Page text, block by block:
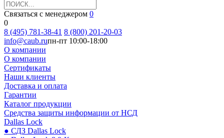
Связаться с менеджером 0
0
8 (495) 781-38-41 8 (800) 201-20-03
info@caub.ruпн-пт 10:00-18:00
О компании
О компании
Сертификаты
Наши клиенты
Доставка и оплата
Гарантии
Каталог продукции
Средства защиты информации от НСД
Dallas Lock
● СДЗ Dallas Lock